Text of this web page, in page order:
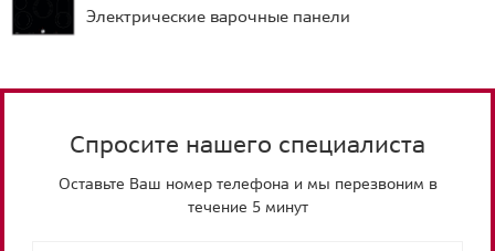
Электрические варочные панели
Спросите нашего специалиста
Оставьте Ваш номер телефона и мы перезвоним в
течение 5 минут